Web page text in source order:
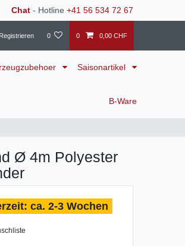
Chat - Hotline +41 56 534 72 67
Registrieren 0 0 0,00 CHF
Saisonartikel
B-Ware
Ø 4m Polyester
ca. 2-3 Wochen